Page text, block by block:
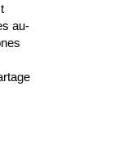
au-